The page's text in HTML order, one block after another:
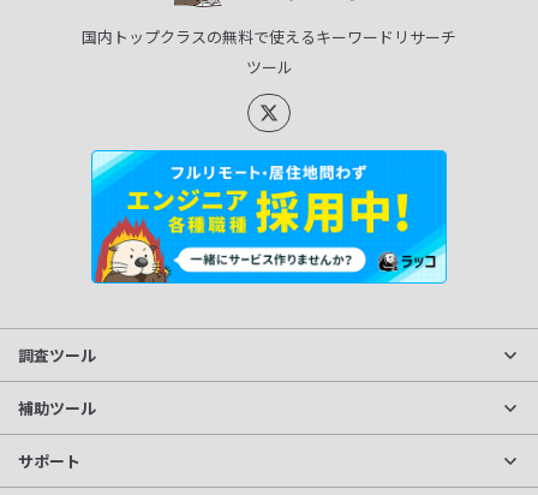
国内トップクラスの無料で使えるキーワードリサーチ
ツール
調査ツール
サイト分析
獲得キーワード調査
補助ツール
文字数カウント
サポート